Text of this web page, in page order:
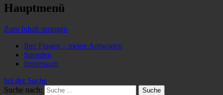
Hauptmenü
Zum Inhalt springen
Ihre Fragen – meine Antworten
Spenden
Impressum
bei der Suche
Suche nach: